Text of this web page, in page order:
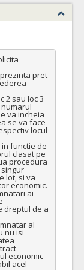
care le vor
NR.342/2022)
ATRIBUIT
care le vor
2022)
ATRIBUIT
pret
2 sau loc 3
va incheia
se va face
locul
functie de
clasat pe
procedura
lot, si va
economic.
ai
dreptul de a
al
nu isi
economic
acel